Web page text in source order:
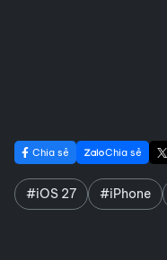
Chia sẻ Chia sẻ
#iOS 27 #iPhone